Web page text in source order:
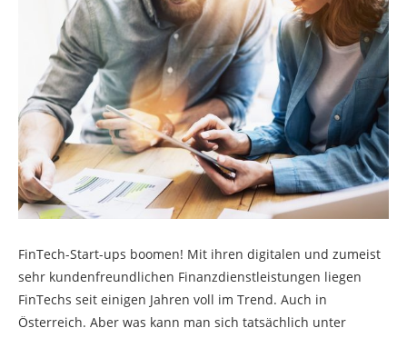
FinTech-Start-ups boomen! Mit ihren digitalen und zumeist
sehr kundenfreundlichen Finanzdienstleistungen liegen
FinTechs seit einigen Jahren voll im Trend. Auch in
Österreich. Aber was kann man sich tatsächlich unter